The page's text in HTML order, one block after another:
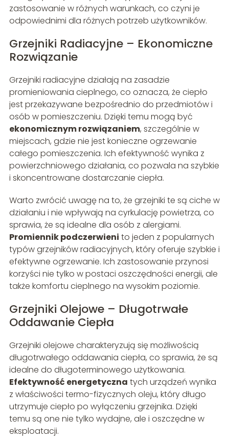
zastosowanie w różnych warunkach, co czyni je
odpowiednimi dla różnych potrzeb użytkowników.
Grzejniki Radiacyjne – Ekonomiczne
Rozwiązanie
Grzejniki radiacyjne działają na zasadzie
promieniowania cieplnego, co oznacza, że ciepło
jest przekazywane bezpośrednio do przedmiotów i
osób w pomieszczeniu. Dzięki temu mogą być
ekonomicznym rozwiązaniem, szczególnie w
miejscach, gdzie nie jest konieczne ogrzewanie
całego pomieszczenia. Ich efektywność wynika z
powierzchniowego działania, co pozwala na szybkie
i skoncentrowane dostarczanie ciepła.
Warto zwrócić uwagę na to, że grzejniki te są ciche w
działaniu i nie wpływają na cyrkulację powietrza, co
sprawia, że są idealne dla osób z alergiami.
Promiennik podczerwieni to jeden z popularnych
typów grzejników radiacyjnych, który oferuje szybkie i
efektywne ogrzewanie. Ich zastosowanie przynosi
korzyści nie tylko w postaci oszczędności energii, ale
także komfortu cieplnego na wysokim poziomie.
Grzejniki Olejowe – Długotrwałe
Oddawanie Ciepła
Grzejniki olejowe charakteryzują się możliwością
długotrwałego oddawania ciepła, co sprawia, że są
idealne do długoterminowego użytkowania.
Efektywność energetyczna tych urządzeń wynika
z właściwości termo-fizycznych oleju, który długo
utrzymuje ciepło po wyłączeniu grzejnika. Dzięki
temu są one nie tylko wydajne, ale i oszczędne w
eksploatacji.